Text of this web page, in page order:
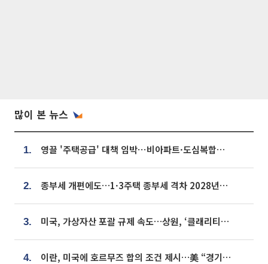
많이 본 뉴스
1. 영끌 '주택공급' 대책 임박⋯비아파트·도심복합까지 총동원
2. 종부세 개편에도…1·3주택 종부세 격차 2028년부터 확대
3. 미국, 가상자산 포괄 규제 속도…상원, ‘클래리티법’ 9월 절차투표 추진
4. 이란, 미국에 호르무즈 합의 조건 제시…美 “경기 아직 안 끝나” [종합]